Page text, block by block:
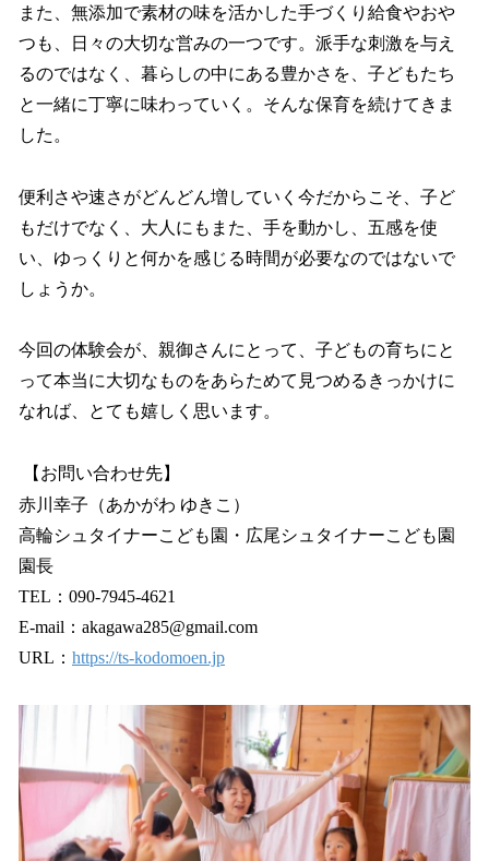
また、無添加で素材の味を活かした手づくり給食やおや
つも、日々の大切な営みの一つです。派手な刺激を与え
るのではなく、暮らしの中にある豊かさを、子どもたち
と一緒に丁寧に味わっていく。そんな保育を続けてきま
した。
便利さや速さがどんどん増していく今だからこそ、子ど
もだけでなく、大人にもまた、手を動かし、五感を使
い、ゆっくりと何かを感じる時間が必要なのではないで
しょうか。
今回の体験会が、親御さんにとって、子どもの育ちにと
って本当に大切なものをあらためて見つめるきっかけに
なれば、とても嬉しく思います。
【お問い合わせ先】
赤川幸子（あかがわ ゆきこ）
高輪シュタイナーこども園・広尾シュタイナーこども園
園長
TEL：090-7945-4621
E-mail：akagawa285@gmail.com
URL： https://ts-kodomoen.jp